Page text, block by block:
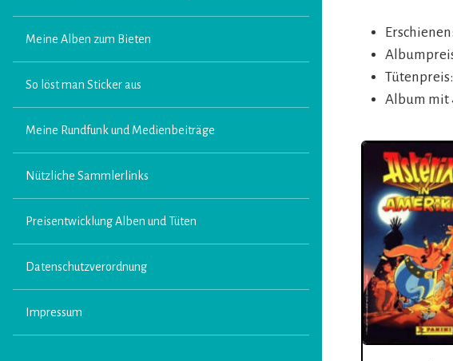
Meine Alben zum Bieten
So löst man Sticker aus
Meine Rundfunk und Medienbeiträge
Nützliche Sammlerlinks
Preisentwicklung Alben und Tüten
Datenschutzverordnung
Impressum
Album mit